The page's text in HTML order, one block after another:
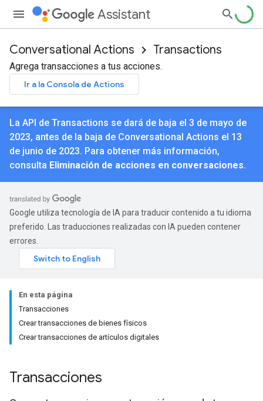
Assistant
Conversational Actions Transactions
Agrega transacciones a tus acciones.
Ir a la Consola de Actions
La API de Transactions se dará de baja el 3 de mayo de
2023, antes de la baja de Conversational Actions el 13
de junio de 2023. Para obtener más información,
consulta Eliminación de acciones en conversaciones.
Google utiliza tecnología de IA para traducir contenido a tu idioma
preferido. Las traducciones realizadas con IA pueden contener
errores.
En esta página
Transacciones
Crear transacciones de bienes físicos
Crear transacciones de artículos digitales
Transacciones